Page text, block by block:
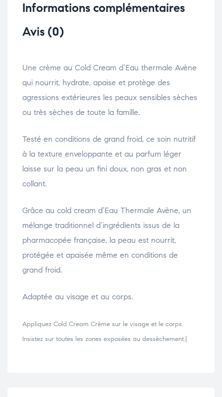
Informations complémentaires
Avis (0)
Une crème au Cold Cream d’Eau thermale Avène
qui nourrit, hydrate, apaise et protège des
agressions extérieures les peaux sensibles sèches
ou très sèches de toute la famille.
Testé en conditions de grand froid, ce soin nutritif
à la texture enveloppante et au parfum léger
laisse sur la peau un fini doux, non gras et non
collant.
Grâce au cold cream d’Eau Thermale Avène, un
mélange traditionnel d’ingrédients issus de la
pharmacopée française, la peau est nourrit,
protégée et apaisée même en conditions de
grand froid.
Adaptée au visage et au corps.
Appliquez Cold Cream Crème sur le visage et le corps.
Insistez sur toutes les zones exposées au dessèchement.|